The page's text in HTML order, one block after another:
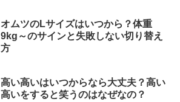
オムツのLサイズはいつから？体重
9kg～のサインと失敗しない切り替え
方
高い高いはいつからなら大丈夫？高い
高いをすると笑うのはなぜなの？